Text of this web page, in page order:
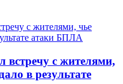
встречу с жителями,
в результате